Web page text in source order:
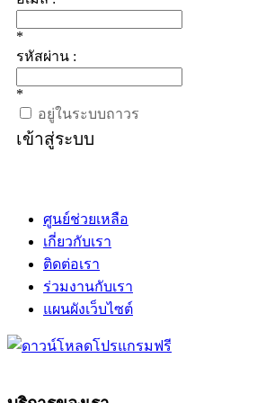
*
รหัสผ่าน :
*
อยู่ในระบบถาวร
เข้าสู่ระบบ
ศูนย์ช่วยเหลือ
เกี่ยวกับเรา
ติดต่อเรา
ร่วมงานกับเรา
แผนผังเว็บไซต์